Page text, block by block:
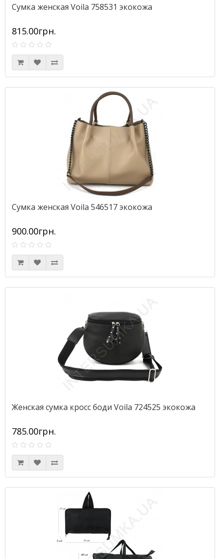
Сумка женская Voila 758531 экокожа
815.00грн.
Сумка женская Voila 546517 экокожа
900.00грн.
Женская сумка кросс боди Voila 724525 экокожа
785.00грн.